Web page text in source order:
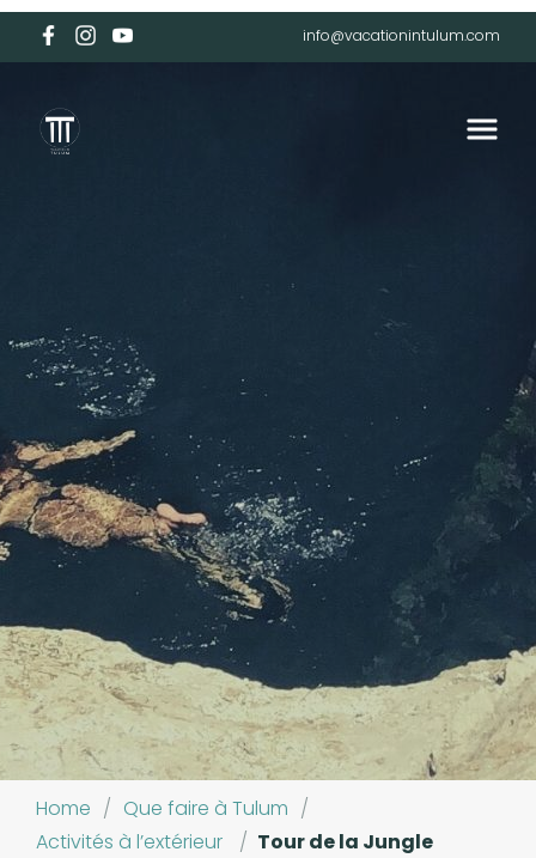
info@vacationintulum.com
Home / Que faire à Tulum /
Activités à l’extérieur
/ Tour de la Jungle